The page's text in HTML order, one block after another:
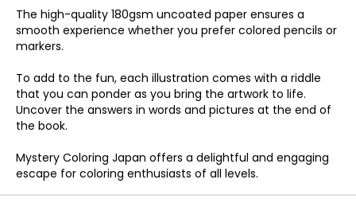
The high-quality 180gsm uncoated paper ensures a
smooth experience whether you prefer colored pencils or
markers.
To add to the fun, each illustration comes with a riddle
that you can ponder as you bring the artwork to life.
Uncover the answers in words and pictures at the end of
the book.
Mystery Coloring Japan offers a delightful and engaging
escape for coloring enthusiasts of all levels.